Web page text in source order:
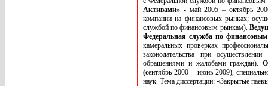
Активами» - май 2005 – октябрь
компании на финансовых рынках;
службой по финансовым рынкам).
Федеральная служба по
камеральных проверках
законодательства при
обращениями и жалобами граждан).
(сентябрь 2000 – июнь 2009),
наук. Тема диссертации: «Закрытые